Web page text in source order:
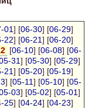
01] [06-30] [06-29]
22] [06-21] [06-20]
[06-10] [06-08] [06-
31] [05-30] [05-29]
21] [05-20] [05-19]
] [05-11] [05-10] [05-
03] [05-02] [05-01]
25] [04-24] [04-23]